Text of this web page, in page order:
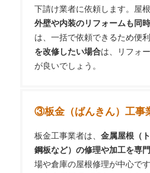
下請け業者に依頼します。屋
外壁や内装のリフォームも同
は、一括で依頼できるため便
を改修したい場合は、リフォ
が良いでしょう。
③板金（ばんきん）工事
板金工事業者は、金属屋根（
鋼板など）の修理や加工を専
場や倉庫の屋根修理が中心で